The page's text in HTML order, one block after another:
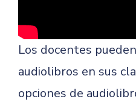
Los docentes
audiolibros en sus
opciones de